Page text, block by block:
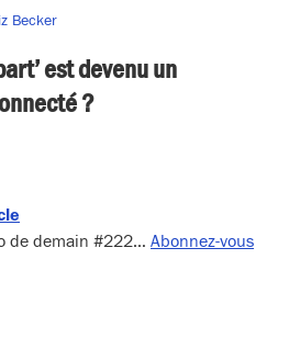
Becker
est devenu un
?
de demain #222… Abonnez-vous